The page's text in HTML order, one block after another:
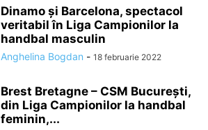
Dinamo și Barcelona, spectacol
veritabil în Liga Campionilor la
handbal masculin
Anghelina Bogdan - 18 februarie 2022
Brest Bretagne – CSM Bucureşti,
din Liga Campionilor la handbal
feminin,...